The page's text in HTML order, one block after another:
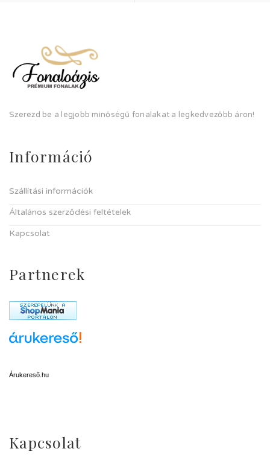
Szerezd be a legjobb minőségű fonalakat a legkedvezőbb áron!
Információ
Szállítási információk
Általános szerződési feltételek
Kapcsolat
Partnerek
Árukereső.hu
Kapcsolat